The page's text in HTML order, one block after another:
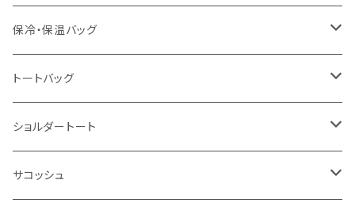
冷感タオル
ハンカチ
バッジ
ライティングスタンド
アクリル雑貨
ポンチョ
ポリエステル
フェアトレードコットン
ジュートコットン
キャンパス
保冷・保温バッグ
キャンパス
デニム
ポリエステル
トートバッグ
オーガニックコットン
シーチング
フェアトレードコットン
ショルダートート
オーガニックコットン
サコッシュ